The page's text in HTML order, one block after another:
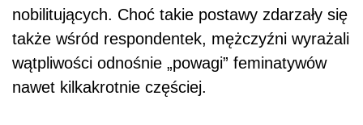
nobilitujących. Choć takie postawy zdarzały się
także wśród respondentek, mężczyźni wyrażali
wątpliwości odnośnie „powagi” feminatywów
nawet kilkakrotnie częściej.